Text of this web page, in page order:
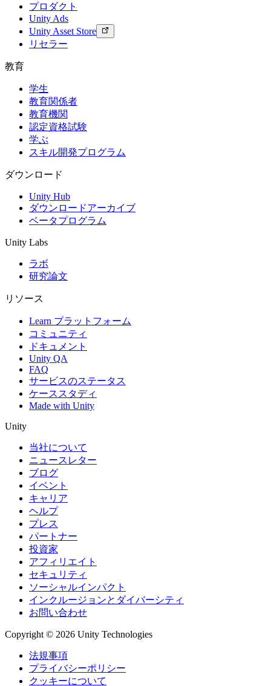
プロダクト
Unity Ads
Unity Asset Store
リセラー
教育
学生
教育関係者
教育機関
認定資格試験
学ぶ
スキル開発プログラム
ダウンロード
Unity Hub
ダウンロードアーカイブ
ベータプログラム
Unity Labs
ラボ
研究論文
リソース
Learn プラットフォーム
コミュニティ
ドキュメント
Unity QA
FAQ
サービスのステータス
ケーススタディ
Made with Unity
Unity
当社について
ニュースレター
ブログ
イベント
キャリア
ヘルプ
プレス
パートナー
投資家
アフィリエイト
セキュリティ
ソーシャルインパクト
インクルージョンとダイバーシティ
お問い合わせ
Copyright © 2026 Unity Technologies
法規事項
プライバシーポリシー
クッキーについて